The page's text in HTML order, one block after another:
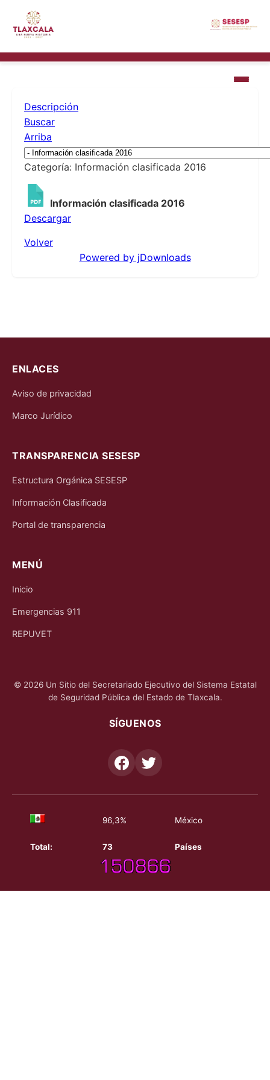
Descripción
Buscar
Arriba
Categoría: Información clasificada 2016
Información clasificada 2016
Descargar
Volver
Powered by jDownloads
ENLACES
Aviso de privacidad
Marco Jurídico
TRANSPARENCIA SESESP
Estructura Orgánica SESESP
Información Clasificada
Portal de transparencia
MENÚ
Inicio
Emergencias 911
REPUVET
© 2026 Un Sitio del Secretariado Ejecutivo del Sistema Estatal
de Seguridad Pública del Estado de Tlaxcala.
SÍGUENOS
96,3% México
Total: 73 Países